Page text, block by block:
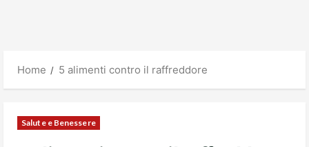
Home 5 alimenti contro il raffreddore
Salute e Benessere